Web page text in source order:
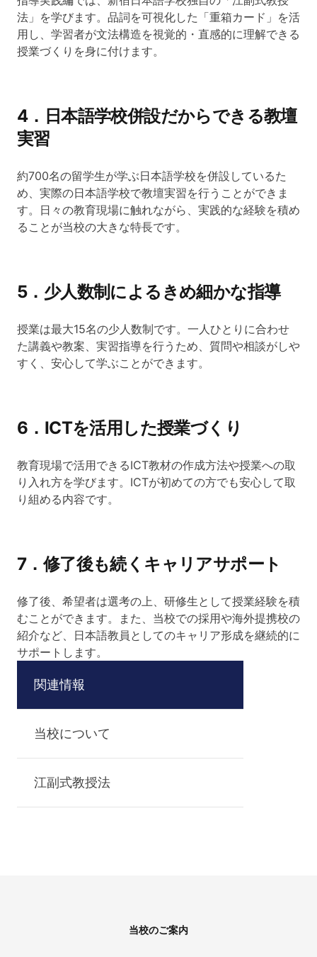
法」を学びます。品詞を可視化した「重箱カード」を活
用し、学習者が文法構造を視覚的・直感的に理解できる
授業づくりを身に付けます。
4．日本語学校併設だからできる教壇
実習
約700名の留学生が学ぶ日本語学校を併設しているた
め、実際の日本語学校で教壇実習を行うことができま
す。日々の教育現場に触れながら、実践的な経験を積め
ることが当校の大きな特長です。
5．少人数制によるきめ細かな指導
授業は最大15名の少人数制です。一人ひとりに合わせ
た講義や教案、実習指導を行うため、質問や相談がしや
すく、安心して学ぶことができます。
6．ICTを活用した授業づくり
教育現場で活用できるICT教材の作成方法や授業への取
り入れ方を学びます。ICTが初めての方でも安心して取
り組める内容です。
7．修了後も続くキャリアサポート
修了後、希望者は選考の上、研修生として授業経験を積
むことができます。また、当校での採用や海外提携校の
紹介など、日本語教員としてのキャリア形成を継続的に
サポートします。
関連情報
当校について
江副式教授法
当校のご案内